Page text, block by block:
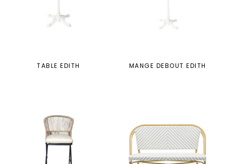
TABLE EDITH MANGE DEBOUT EDITH